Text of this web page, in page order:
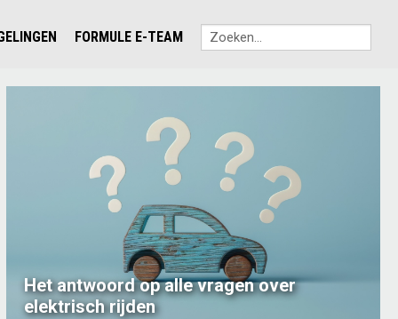
FORMULE E-TEAM
Het antwoord op alle vragen over
elektrisch rijden